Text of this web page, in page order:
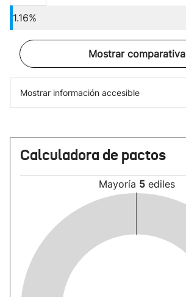
1.16%
Mostrar comparativa
Mostrar información accesible
Calculadora de pactos
Mayoría 5 ediles